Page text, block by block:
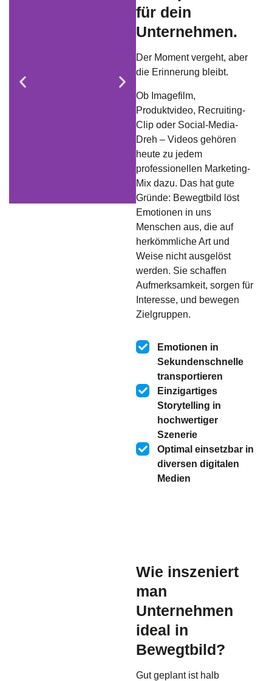
für dein
Unternehmen.
Der Moment vergeht, aber
die Erinnerung bleibt.
Ob Imagefilm,
Produktvideo, Recruiting-
Clip oder Social-Media-
Dreh – Videos gehören
heute zu jedem
professionellen Marketing-
Mix dazu. Das hat gute
Gründe: Bewegtbild löst
Emotionen in uns
Menschen aus, die auf
herkömmliche Art und
Weise nicht ausgelöst
werden. Sie schaffen
Aufmerksamkeit, sorgen für
Interesse, und bewegen
Zielgruppen.
Emotionen in
Sekundenschnelle
transportieren
Einzigartiges
Storytelling in
hochwertiger
Szenerie
Optimal einsetzbar in
diversen digitalen
Medien
Wie inszeniert
man
Unternehmen
ideal in
Bewegtbild?
Gut geplant ist halb